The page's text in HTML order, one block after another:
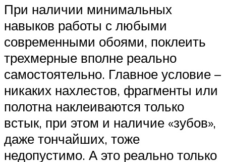
При наличии минимальных
навыков работы с любыми
современными обоями, поклеить
трехмерные вполне реально
самостоятельно. Главное условие –
никаких нахлестов, фрагменты или
полотна наклеиваются только
встык, при этом и наличие «зубов»,
даже тончайших, тоже
недопустимо. А это реально только